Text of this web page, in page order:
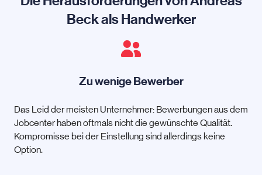
Beck als Handwerker
Zu wenige Bewerber
Das Leid der meisten Unternehmer: Bewerbungen aus dem
Jobcenter haben oftmals nicht die gewünschte Qualität.
Kompromisse bei der Einstellung sind allerdings keine
Option.